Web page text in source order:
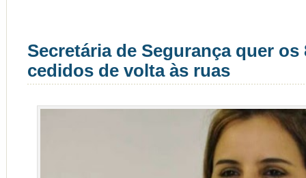
Secretária de Segurança quer os
cedidos de volta às ruas